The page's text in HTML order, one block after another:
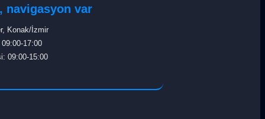
navigasyon var
Konak/İzmir
17:00
09:00-15:00